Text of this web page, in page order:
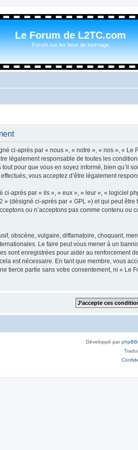
Le Forum de L2TC.com
Forum sur les lieux de tournage
ci-après par « nous », « notre », « nos », «
légalement responsable de toutes les
pour que vous en soyez informé, bien qu’il
vous acceptez d’être légalement
après par « ils », « eux », « leur », « logiciel
» (désigné ci-après par « GPL ») et qui peut être
ou n’acceptons pas comme contenu
obscène, vulgaire, diffamatoire, choquant,
Le faire peut vous mener à un
sont enregistrées pour aider au renforcement
est nécessaire. En tant que membre, vous
tierce partie sans votre consentement, ni «
Développé parphpBB